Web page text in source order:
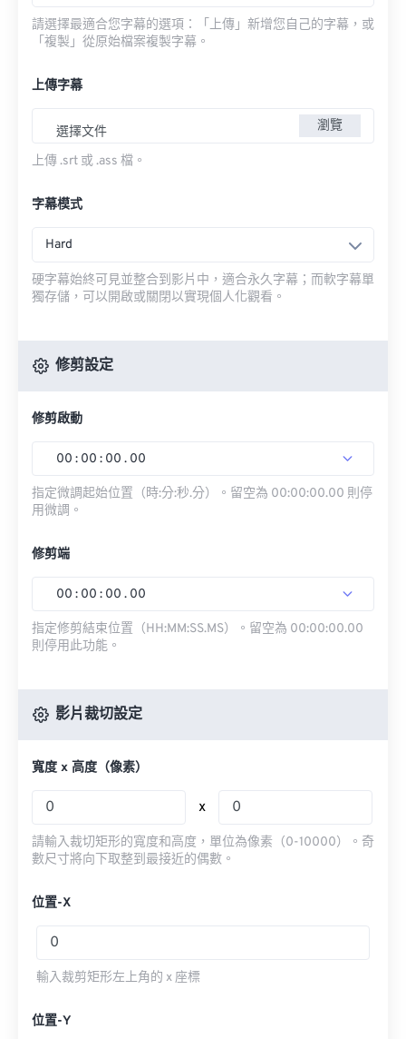
請選擇最適合您字幕的選項：「上傳」新增您自己的字幕，或
「複製」從原始檔案複製字幕。
上傳字幕
選擇文件 瀏覽
上傳 .srt 或 .ass 檔。
字幕模式
Hard
硬字幕始終可見並整合到影片中，適合永久字幕；而軟字幕單
獨存儲，可以開啟或關閉以實現個人化觀看。
修剪設定
修剪啟動
00 : 00 : 00 . 00
指定微調起始位置（時:分:秒.分）。留空為 00:00:00.00 則停
用微調。
修剪端
00 : 00 : 00 . 00
指定修剪結束位置（HH:MM:SS.MS）。留空為 00:00:00.00
則停用此功能。
影片裁切設定
寬度 x 高度（像素）
x
請輸入裁切矩形的寬度和高度，單位為像素（0-10000）。奇
數尺寸將向下取整到最接近的偶數。
位置-X
輸入裁剪矩形左上角的 x 座標
位置-Y